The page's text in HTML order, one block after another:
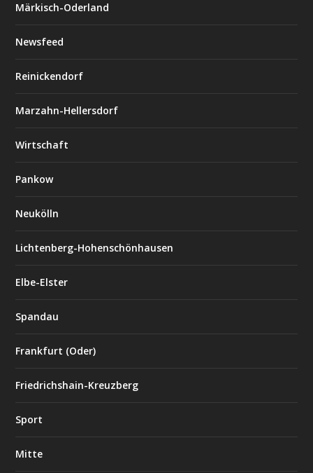
Märkisch-Oderland
Newsfeed
Reinickendorf
Marzahn-Hellersdorf
Wirtschaft
Pankow
Neukölln
Lichtenberg-Hohenschönhausen
Elbe-Elster
Spandau
Frankfurt (Oder)
Friedrichshain-Kreuzberg
Sport
Mitte